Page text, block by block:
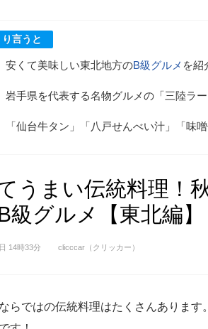
言うと
安くて美味しい東北地方のB級グルメ を紹
岩手県を代表する名物グルメの「三陸ラ
「仙台牛タン」「八戸せんべい汁」「味
うまい伝統料理！
級グルメ【東北編】
14時33分 clicccar（クリッカー）
らではの伝統料理はたくさんあります